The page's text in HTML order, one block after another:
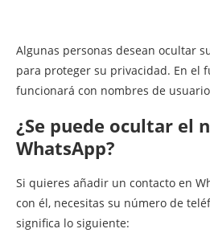
Algunas personas desean ocultar
para proteger su privacidad. En el
funcionará con nombres de
¿Se puede ocultar el
WhatsApp?
Si quieres añadir un contacto en
con él, necesitas su número de
significa lo siguiente: